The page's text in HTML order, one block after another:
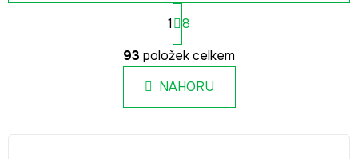
O
v
l
á
d
S
t
r
á
n
k
1
8
93 položek celkem
NAHORU